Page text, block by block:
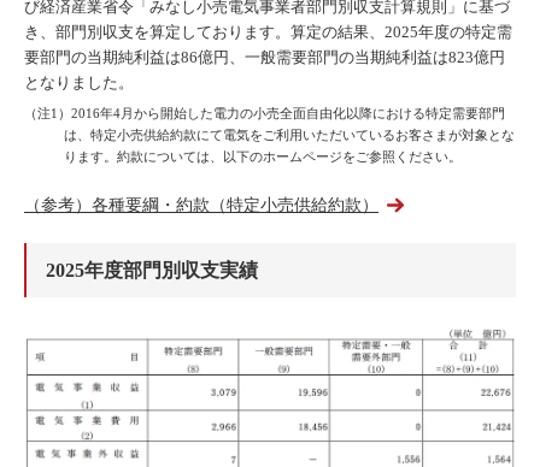
び経済産業省令「みなし小売電気事業者部門別収支計算規則」に基づ
き、部門別収支を算定しております。算定の結果、2025年度の特定需
要部門の当期純利益は86億円、一般需要部門の当期純利益は823億円
となりました。
（注1）2016年4月から開始した電力の小売全面自由化以降における特定需要部門
は、特定小売供給約款にて電気をご利用いただいているお客さまが対象とな
ります。約款については、以下のホームページをご参照ください。
（参考）各種要綱・約款（特定小売供給約款）
2025年度部門別収支実績